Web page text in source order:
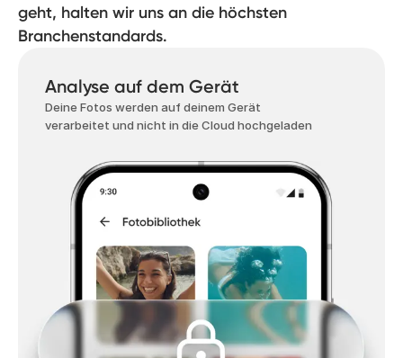
geht, halten wir uns an die höchsten
Branchenstandards.
Analyse auf dem Gerät
Deine Fotos werden auf deinem Gerät
verarbeitet und nicht in die Cloud hochgeladen